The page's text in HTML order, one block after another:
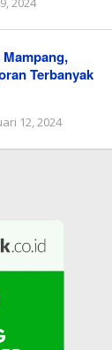
Terbanyak
12, 2024